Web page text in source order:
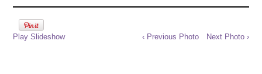
Play Slideshow ‹ Previous Photo Next Photo ›